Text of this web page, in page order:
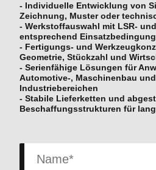
- Individuelle Entwicklung von
Zeichnung, Muster oder
- Werkstoffauswahl mit LSR-
entsprechend
- Fertigungs- und
Geometrie, Stückzahl und
- Serienfähige Lösungen für
Automotive-, Maschinenbau
Industriebereichen
- Stabile Lieferketten und
Beschaffungsstrukturen für